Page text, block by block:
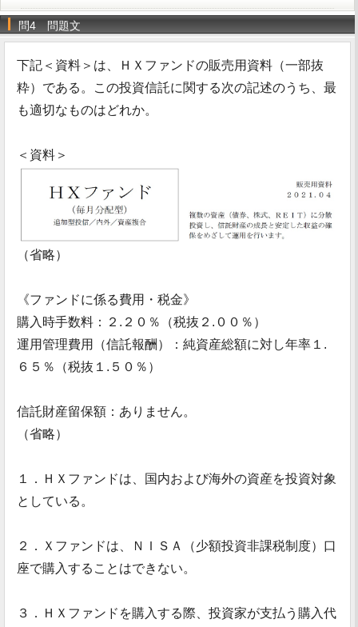
問4 問題文
下記＜資料＞は、ＨＸファンドの販売用資料（一部抜
粋）である。この投資信託に関する次の記述のうち、最
も適切なものはどれか。
＜資料＞
（省略）
《ファンドに係る費用・税金》
購入時手数料：２.２０％（税抜２.００％）
運用管理費用（信託報酬）：純資産総額に対し年率１.
６５％（税抜１.５０％）
信託財産留保額：ありません。
（省略）
１．ＨＸファンドは、国内および海外の資産を投資対象
としている。
２．Ｘファンドは、ＮＩＳＡ（少額投資非課税制度）口
座で購入することはできない。
３．ＨＸファンドを購入する際、投資家が支払う購入代